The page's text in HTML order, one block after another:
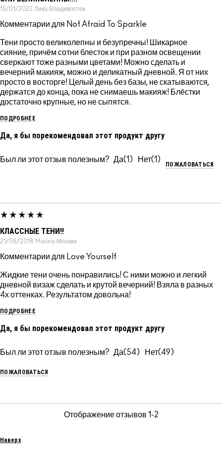
15/01/2022 Лика Владивосток
Комментарии для Not Afraid To Sparkle
Тени просто великолепны и безупречны! Шикарное
сияние, причём сотни блесток и при разном освещении
сверкают тоже разными цветами! Можно сделать и
вечерний макияж, можно и деликатный дневной. Я от них
просто в восторге! Целый день без базы, не скатываются,
держатся до конца, пока не снимаешь макияж! Блёстки
достаточно крупные, но не сыпятся.
ПОДРОБНЕЕ
Да, я бы порекомендовал этот продукт другу
Был ли этот отзыв полезным? 1 1
ПОЖАЛОВАТЬСЯ
КЛАССНЫЕ ТЕНИ!!
21/08/2018 Marina Москва
Комментарии для Love Yourself
Жидкие тени очень понравились! С ними можно и легкий
дневной визаж сделать и крутой вечерний! Взяла в разных
4х оттенках. Результатом довольна!
ПОДРОБНЕЕ
Да, я бы порекомендовал этот продукт другу
Был ли этот отзыв полезным? 54 49
ПОЖАЛОВАТЬСЯ
Отображение отзывов 1-2
Наверх